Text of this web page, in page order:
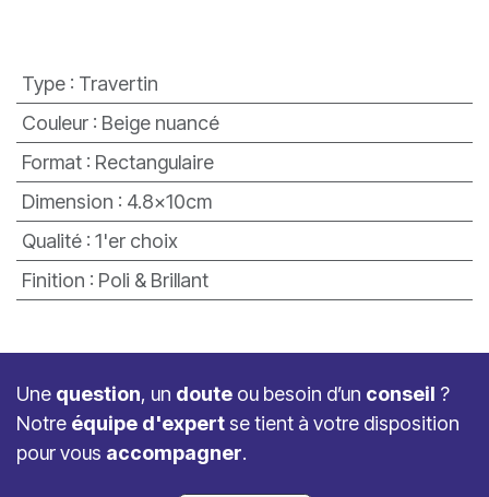
Type: Travertin
Couleur: Beige nuancé
Format: Rectangulaire
Dimension : 4.8x10cm
Qualité: 1'er choix
Finition : Poli & Brillant
Une question, un doute ou besoin d’un conseil ?
Notre équipe d'expert se tient à votre disposition
pour vous accompagner.